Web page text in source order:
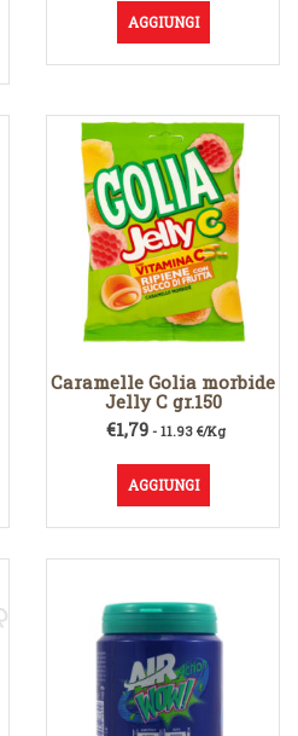
AGGIUNGI
Caramelle Golia morbide
Jelly C gr.150
€1,79 - 11.93 €/Kg
AGGIUNGI